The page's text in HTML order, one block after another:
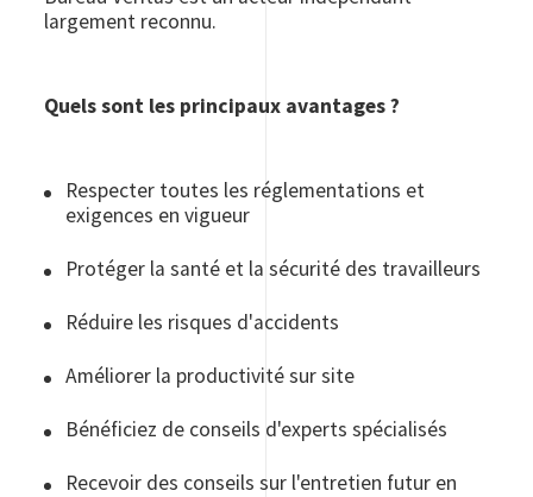
largement reconnu.
Quels sont les principaux avantages ?
Respecter toutes les réglementations et
exigences en vigueur
Protéger la santé et la sécurité des travailleurs
Réduire les risques d'accidents
Améliorer la productivité sur site
Bénéficiez de conseils d'experts spécialisés
Recevoir des conseils sur l'entretien futur en